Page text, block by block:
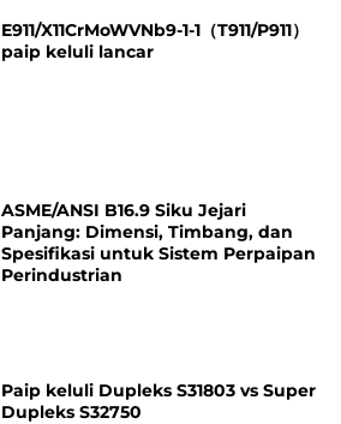
E911/X11CrMoWVNb9-1-1（T911/P911）
paip keluli lancar
ASME/ANSI B16.9 Siku Jejari
Panjang: Dimensi, Timbang, dan
Spesifikasi untuk Sistem Perpaipan
Perindustrian
Paip keluli Dupleks S31803 vs Super
Dupleks S32750